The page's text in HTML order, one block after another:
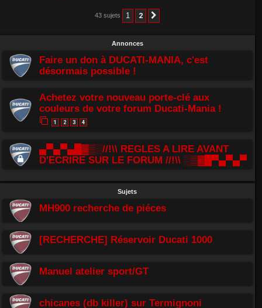
43 sujets 1 2
Annonces
Faire un don à DUCATI-MANIA, c'est
désormais possible !
Achetez votre nouveau porte-clé aux
couleurs de votre forum Ducati-Mania !
1 2 3 4
▄▀▄▀▄█▓▒░//!\\ REGLES A LIRE AVANT
D'ECRIRE SUR LE FORUM //!\\ ░▒▓█▀▄▀▄▀
Sujets
MH900 recherche de piéces
[RECHERCHE] Réservoir Ducati 1000
Manuel atelier sport/GT
chicanes (db killer) sur Termignoni